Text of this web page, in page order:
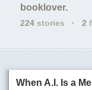
booklover.
224 stories · 2
When A.I. Is a